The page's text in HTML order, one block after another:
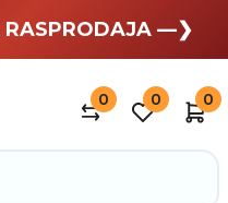
odmor —❯
RASPRODAJA —❯
0 0 0